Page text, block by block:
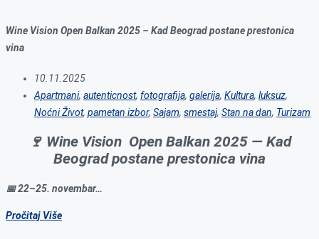
Wine Vision Open Balkan 2025 – Kad Beograd postane prestonica
vina
10.11.2025
Apartmani, autenticnost, fotografija, galerija, Kultura, luksuz,
Noćni Život, pametan izbor, Sajam, smestaj, Stan na dan, Turizam
🍷 Wine Vision Open Balkan 2025 — Kad
Beograd postane prestonica vina
📅 22–25. novembar…
Pročitaj Više